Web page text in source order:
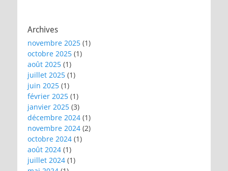
Archives
novembre 2025 (1)
octobre 2025 (1)
août 2025 (1)
juillet 2025 (1)
juin 2025 (1)
février 2025 (1)
janvier 2025 (3)
décembre 2024 (1)
novembre 2024 (2)
octobre 2024 (1)
août 2024 (1)
juillet 2024 (1)